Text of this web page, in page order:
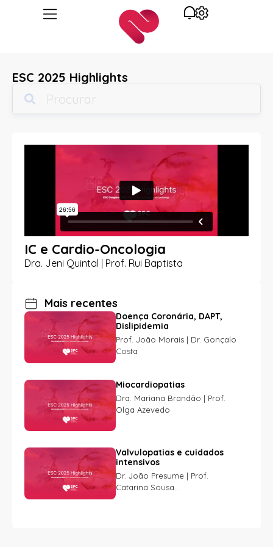
ESC 2025 Highlights
IC e Cardio-Oncologia
Dra. Jeni Quintal | Prof. Rui Baptista
Mais recentes
Doença Coronária, DAPT,
Dislipidemia
Prof. João Morais | Dr. Gonçalo
Costa
Miocardiopatias
Dra. Mariana Brandão | Prof.
Olga Azevedo
Valvulopatias e cuidados
intensivos
Dr. João Presume | Prof.
Catarina Sousa...